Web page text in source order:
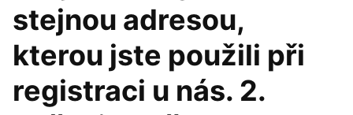
stejnou adresou,
kterou jste použili při
registraci u nás. 2.